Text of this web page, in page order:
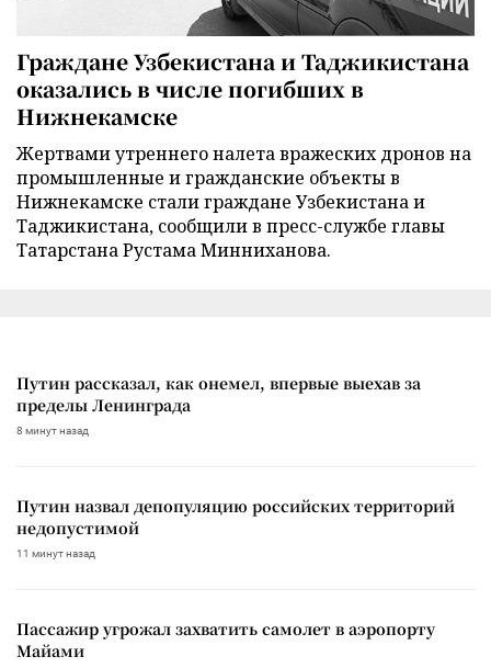
Граждане Узбекистана и Таджикистана
оказались в числе погибших в
Нижнекамске
Жертвами утреннего налета вражеских дронов на
промышленные и гражданские объекты в
Нижнекамске стали граждане Узбекистана и
Таджикистана, сообщили в пресс-службе главы
Татарстана Рустама Минниханова.
Путин рассказал, как онемел, впервые выехав за
пределы Ленинграда
8 минут назад
Путин назвал депопуляцию российских территорий
недопустимой
11 минут назад
Пассажир угрожал захватить самолет в аэропорту
Майами